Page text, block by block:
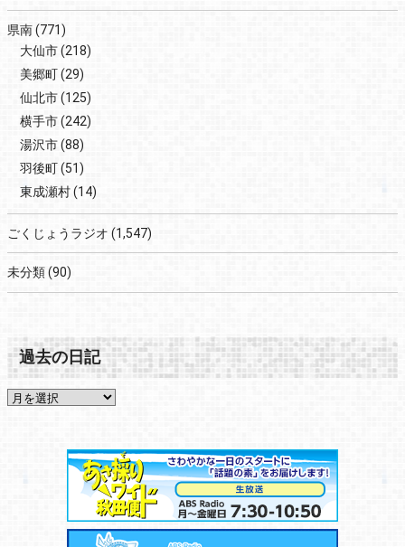
県南(771)
大仙市(218)
美郷町(29)
仙北市(125)
横手市(242)
湯沢市(88)
羽後町(51)
東成瀬村(14)
ごくじょうラジオ (1,547)
未分類(90)
過去の日記